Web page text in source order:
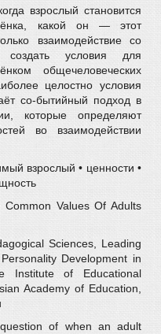
взрослый становится
какой он — этот
взаимодействие со
условия для
общечеловеческих
целостно условия
со-бытийный подход в
которые определяют
во взаимодействии
взрослый • ценности •
Values Of Adults
Sciences, Leading
Development in
Institute of Educational
Academy of Education,
of when an adult